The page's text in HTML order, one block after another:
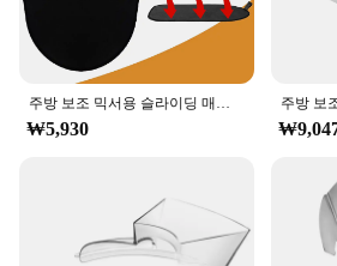
**Ergonomic Design and User-
The mixer's ergonomic design is
aesthetically pleasing but also
comfort. The sleek, modern look
kitchen decor, while the mat and
the package provides a stable
to rest on, reducing vibrations
operation. The intuitive controls
both novice and experienced
professional-level results,
addition to any kitchen.
주방 보조 믹서용 슬라이딩 매트, 무버 슬라이더 매트 패드 스탠드 믹서, 주방 가전 슬라이더 매트 호환 주방 액세서리
₩5,930